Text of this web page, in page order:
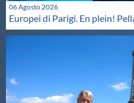
06 Agosto 2026
Europei di Parigi. En plein!